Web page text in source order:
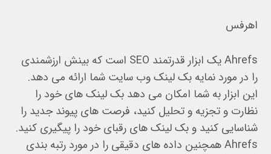
اهرفس
Ahrefs یک ابزار قدرتمند SEO است که بینش ارزشمندی
را در مورد نمایه بک لینک وب سایت شما ارائه می دهد.
این ابزار به شما امکان می دهد بک لینک های خود را
نظارت و تجزیه و تحلیل کنید، فرصت های پیوند جدید را
شناسایی کنید و بک لینک های رقبای خود را پیگیری کنید.
Ahrefs همچنین داده های دقیقی را در مورد رتبه بندی